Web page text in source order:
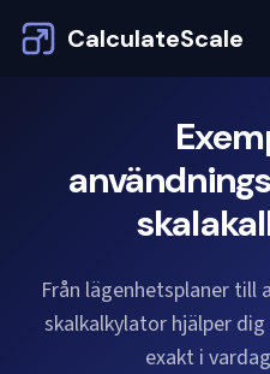
CalculateScale
Från lägenhetsplaner till
skalkalkylator hjälper
exakt i